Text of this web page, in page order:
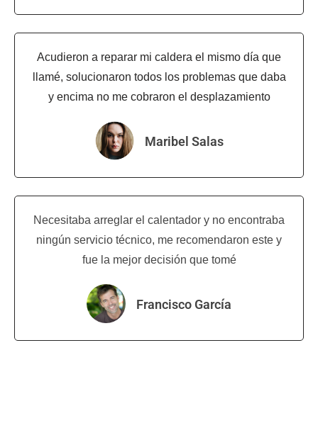
Acudieron a reparar mi caldera el mismo día que
llamé, solucionaron todos los problemas que daba
y encima no me cobraron el desplazamiento
Maribel Salas
Necesitaba arreglar el calentador y no encontraba
ningún servicio técnico, me recomendaron este y
fue la mejor decisión que tomé
Francisco García